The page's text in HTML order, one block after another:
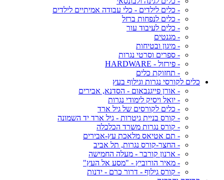
- כלים לילדים - כלי עבודה אמיתיים לילדים
- כלים לנפחות ברזל
- כלים לעיבוד עור
- מגנטים
- מיגון ובטיחות
- ספרים וסרטי נגרות
- פירזול - HARDWARE
- תחזוקת כלים
כלים לקורסי נגרות וגילוף בעץ
- אורן פייגנבאום - הסדנא, אבירים
- יואל ויסיק לימודי נגרות
- כלים לקורסים של גיל ארד
- קורס בניית גיטרות - גיל ארד יד השמונה
- קורס נגרות משרד הכלכלה
- תם אטיאס מלאכת עץ-אבירים
- החצר-קורס נגרות, תל אביב
- ארנון קורבר - מעלה החמישה
- מאיר הורוביץ - "מסע אל העץ"
- קורס גילוף - דרור כרם - ידנות